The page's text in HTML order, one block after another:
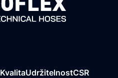
KvalitaUdržitelnostCSR